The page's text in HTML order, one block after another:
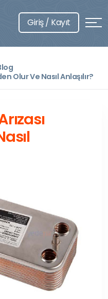
Giriş / Kayıt
Olur Ve Nasıl Anlaşılır?